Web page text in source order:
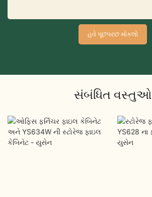
હવે પૂછપરછ મોકલો
સંબંધિત વસ્તુઓ